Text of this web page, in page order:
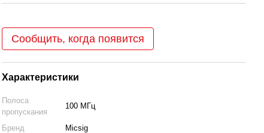
Сообщить, когда появится
Характеристики
Полоса
пропускания
100 МГц
Бренд
Micsig